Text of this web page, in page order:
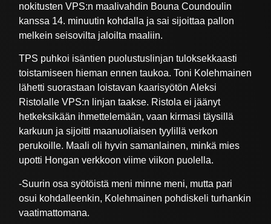
nokitusten VPS:n maalivahdin Bouna Coundoulin
kanssa 14. minuutin kohdalla ja sai sijoittaa pallon
melkein seisovilta jaloilta maaliin.
TPS puhkoi isäntien puolustuslinjan tuloksekkaasti
toistamiseen hieman ennen taukoa. Toni Kolehmainen
lähetti suorastaan loistavan kaarisyötön Aleksi
Ristolalle VPS:n linjan taakse. Ristola ei jäänyt
hetkeksikään ihmettelemään, vaan kirmasi täysillä
karkuun ja sijoitti maanuoliaisen tyylillä verkon
perukoille. Maali oli hyvin samanlainen, minkä mies
upotti Hongan verkkoon viime viikon puolella.
-Suurin osa syötöistä meni minne meni, mutta pari
osui kohdalleenkin, Kolehmainen pohdiskeli turhankin
vaatimattomana.